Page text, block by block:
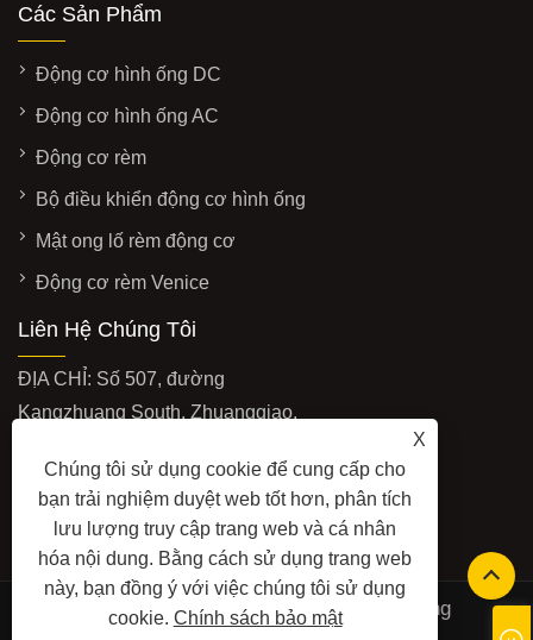
X
Chúng tôi sử dụng cookie để cung cấp cho
bạn trải nghiệm duyệt web tốt hơn, phân tích
lưu lượng truy cập trang web và cá nhân
hóa nội dung. Bằng cách sử dụng trang web
này, bạn đồng ý với việc chúng tôi sử dụng
cookie. Chính sách bảo mật
Các Sản Phẩm
Động cơ hình ống DC
Động cơ hình ống AC
Động cơ rèm
Bộ điều khiển động cơ hình ống
Mật ong lố rèm động cơ
Động cơ rèm Venice
Liên Hệ Chúng Tôi
ĐỊA CHỈ: Số 507, đường
Kangzhuang South, Zhuangqiao,
Quốc
E-MAIL: info@futaimotor.com
ĐIỆN THOẠI:+86-574-89063860
Safety Edge (sản phẩm khác của chúng tôi)Trang